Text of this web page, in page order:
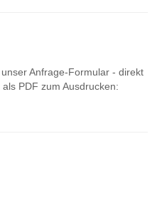
Anfrage-Formular - direkt
PDF zum Ausdrucken: